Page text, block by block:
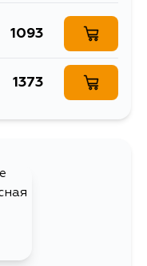
1093
1373